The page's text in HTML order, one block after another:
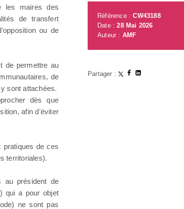
les maires des
de transfert
ou de
de permettre au
de
sont attachées.
dès que
afin d'éviter
pratiques de ces
territoriales).
au président de
qui a pour objet
ne sont pas
Référence :CW43188
Date :28 Mai 2026
Auteur : AMF
Partager :